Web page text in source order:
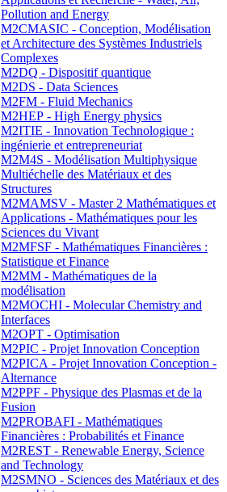
Pollution and Energy
M2CMASIC - Conception, Modélisation
et Architecture des Systèmes Industriels
Complexes
M2DQ - Dispositif quantique
M2DS - Data Sciences
M2FM - Fluid Mechanics
M2HEP - High Energy physics
M2ITIE - Innovation Technologique :
ingénierie et entrepreneuriat
M2M4S - Modélisation Multiphysique
Multiéchelle des Matériaux et des
Structures
M2MAMSV - Master 2 Mathématiques et
Applications - Mathématiques pour les
Sciences du Vivant
M2MFSF - Mathématiques Financières :
Statistique et Finance
M2MM - Mathématiques de la
modélisation
M2MOCHI - Molecular Chemistry and
Interfaces
M2OPT - Optimisation
M2PIC - Projet Innovation Conception
M2PICA - Projet Innovation Conception -
Alternance
M2PPF - Physique des Plasmas et de la
Fusion
M2PROBAFI - Mathématiques
Financières : Probabilités et Finance
M2REST - Renewable Energy, Science
and Technology
M2SMNO - Sciences des Matériaux et des